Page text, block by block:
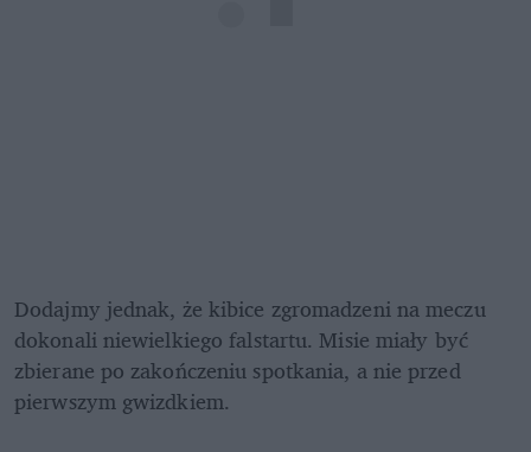
Dodajmy jednak, że kibice zgromadzeni na meczu
dokonali niewielkiego falstartu. Misie miały być
zbierane po zakończeniu spotkania, a nie przed
pierwszym gwizdkiem.